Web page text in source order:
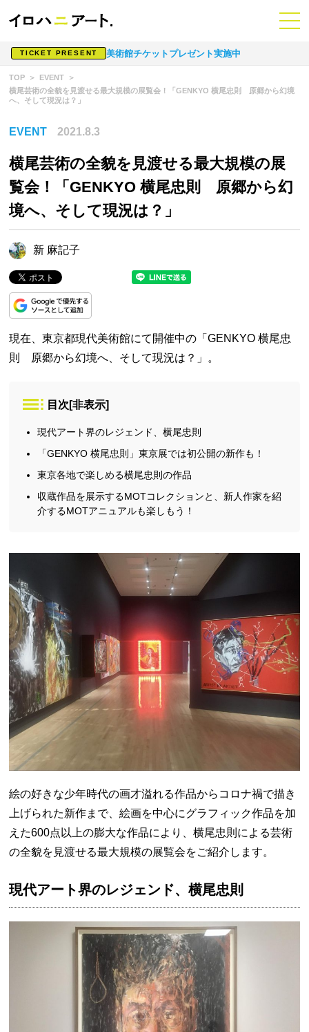
TICKET PRESENT 美術館チケットプレゼント実施中
TOP
EVENT
横尾芸術の全貌を見渡せる最大規模の展覧会！「GENKYO 横尾忠則 原郷から幻境
へ、そして現況は？」
EVENT 2021.8.3
横尾芸術の全貌を見渡せる最大規模の展
覧会！「GENKYO 横尾忠則 原郷から幻
境へ、そして現況は？」
新 麻記子
現在、東京都現代美術館にて開催中の「GENKYO 横尾忠
則 原郷から幻境へ、そして現況は？」。
目次 [非表示]
現代アート界のレジェンド、横尾忠則
「GENKYO 横尾忠則」東京展では初公開の新作も！
東京各地で楽しめる横尾忠則の作品
収蔵作品を展示するMOTコレクションと、新人作家を紹
介するMOTアニュアルも楽しもう！
絵の好きな少年時代の画才溢れる作品からコロナ禍で描き
上げられた新作まで、絵画を中心にグラフィック作品を加
えた600点以上の膨大な作品により、横尾忠則による芸術
の全貌を見渡せる最大規模の展覧会をご紹介します。
現代アート界のレジェンド、横尾忠則